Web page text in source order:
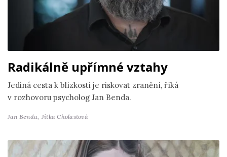
Radikálně upřímné vztahy
Jediná cesta k blízkosti je riskovat zranění, říká
v rozhovoru psycholog Jan Benda.
Jan Benda, Jitka Cholastová